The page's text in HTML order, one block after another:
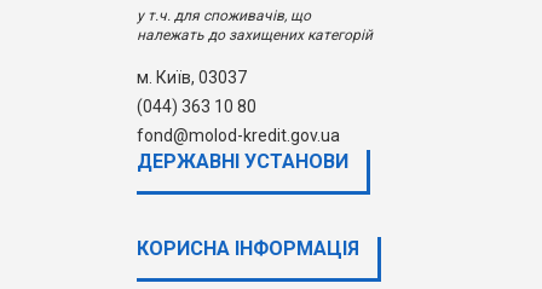
у т.ч. для споживачів, що
належать до захищених категорій
м. Київ, 03037
(044) 363 10 80
fond@molod-kredit.gov.ua
ДЕРЖАВНI УСТАНОВИ
КОРИСНА ІНФОРМАЦІЯ